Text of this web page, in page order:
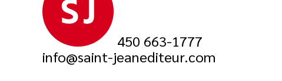
450 663-1777
info@saint-jeanediteur.com